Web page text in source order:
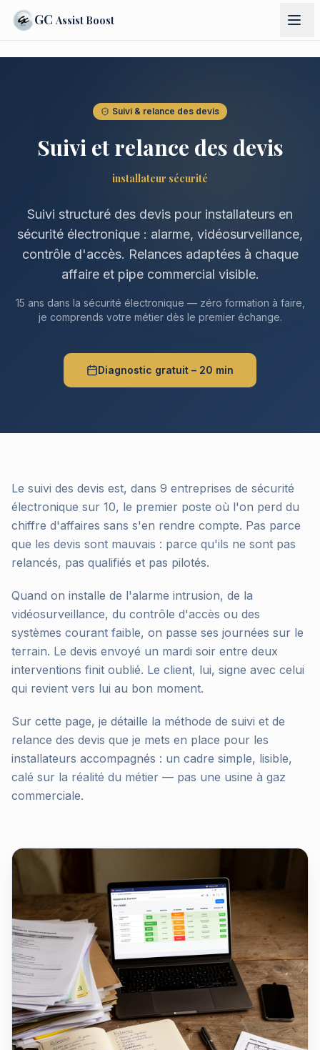
GC Assist Boost
Suivi & relance des devis
Suivi et relance des devis
installateur sécurité
Suivi structuré des devis pour installateurs en
sécurité électronique : alarme, vidéosurveillance,
contrôle d'accès. Relances adaptées à chaque
affaire et pipe commercial visible.
15 ans dans la sécurité électronique — zéro formation à faire,
je comprends votre métier dès le premier échange.
Diagnostic gratuit – 20 min
Le suivi des devis est, dans 9 entreprises de sécurité
électronique sur 10, le premier poste où l'on perd du
chiffre d'affaires sans s'en rendre compte. Pas parce
que les devis sont mauvais : parce qu'ils ne sont pas
relancés, pas qualifiés et pas pilotés.
Quand on installe de l'alarme intrusion, de la
vidéosurveillance, du contrôle d'accès ou des
systèmes courant faible, on passe ses journées sur le
terrain. Le devis envoyé un mardi soir entre deux
interventions finit oublié. Le client, lui, signe avec celui
qui revient vers lui au bon moment.
Sur cette page, je détaille la méthode de suivi et de
relance des devis que je mets en place pour les
installateurs accompagnés : un cadre simple, lisible,
calé sur la réalité du métier — pas une usine à gaz
commerciale.